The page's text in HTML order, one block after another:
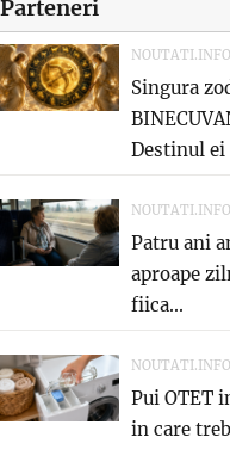
Parteneri
NOUTATI.INFO
Singura
Destinul ei
NOUTATI.INFO
Patru ani
aproape
fiica...
NOUTATI.INFO
Pui OTET
in care